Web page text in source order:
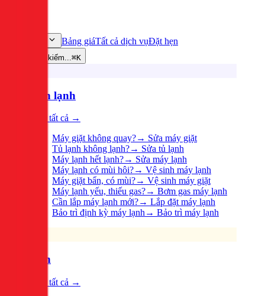
Bảng giáTất cả dịch vụĐặt hẹn
Tìm kiếm...⌘K
Điện lạnh
Xem tất cả →
Máy giặt không quay?→ Sửa máy giặt
Tủ lạnh không lạnh?→ Sửa tủ lạnh
Máy lạnh hết lạnh?→ Sửa máy lạnh
Máy lạnh có mùi hôi?→ Vệ sinh máy lạnh
Máy giặt bẩn, có mùi?→ Vệ sinh máy giặt
Máy lạnh yếu, thiếu gas?→ Bơm gas máy lạnh
Cần lắp máy lạnh mới?→ Lắp đặt máy lạnh
Bảo trì định kỳ máy lạnh→ Bảo trì máy lạnh
Điện
Xem tất cả →